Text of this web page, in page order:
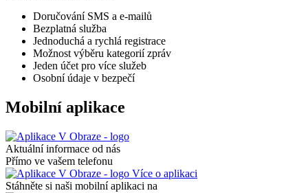
Doručování SMS a e-mailů
Bezplatná služba
Jednoduchá a rychlá registrace
Možnost výběru kategorií zpráv
Jeden účet pro více služeb
Osobní údaje v bezpečí
Mobilní aplikace
Aktuální informace od nás
Přímo ve vašem telefonu
Více o aplikaci
Stáhněte si naši mobilní aplikaci na